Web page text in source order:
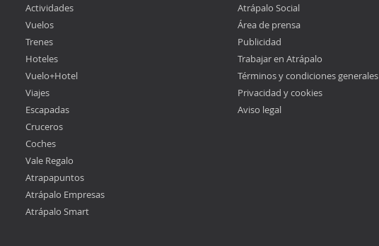
Actividades
Vuelos
Trenes
Hoteles
Vuelo+Hotel
Viajes
Escapadas
Cruceros
Coches
Vale Regalo
Atrapapuntos
Atrápalo Empresas
Atrápalo Smart
Atrápalo Social
Área de prensa
Publicidad
Trabajar en Atrápalo
Términos y condiciones generales
Privacidad y cookies
Aviso legal